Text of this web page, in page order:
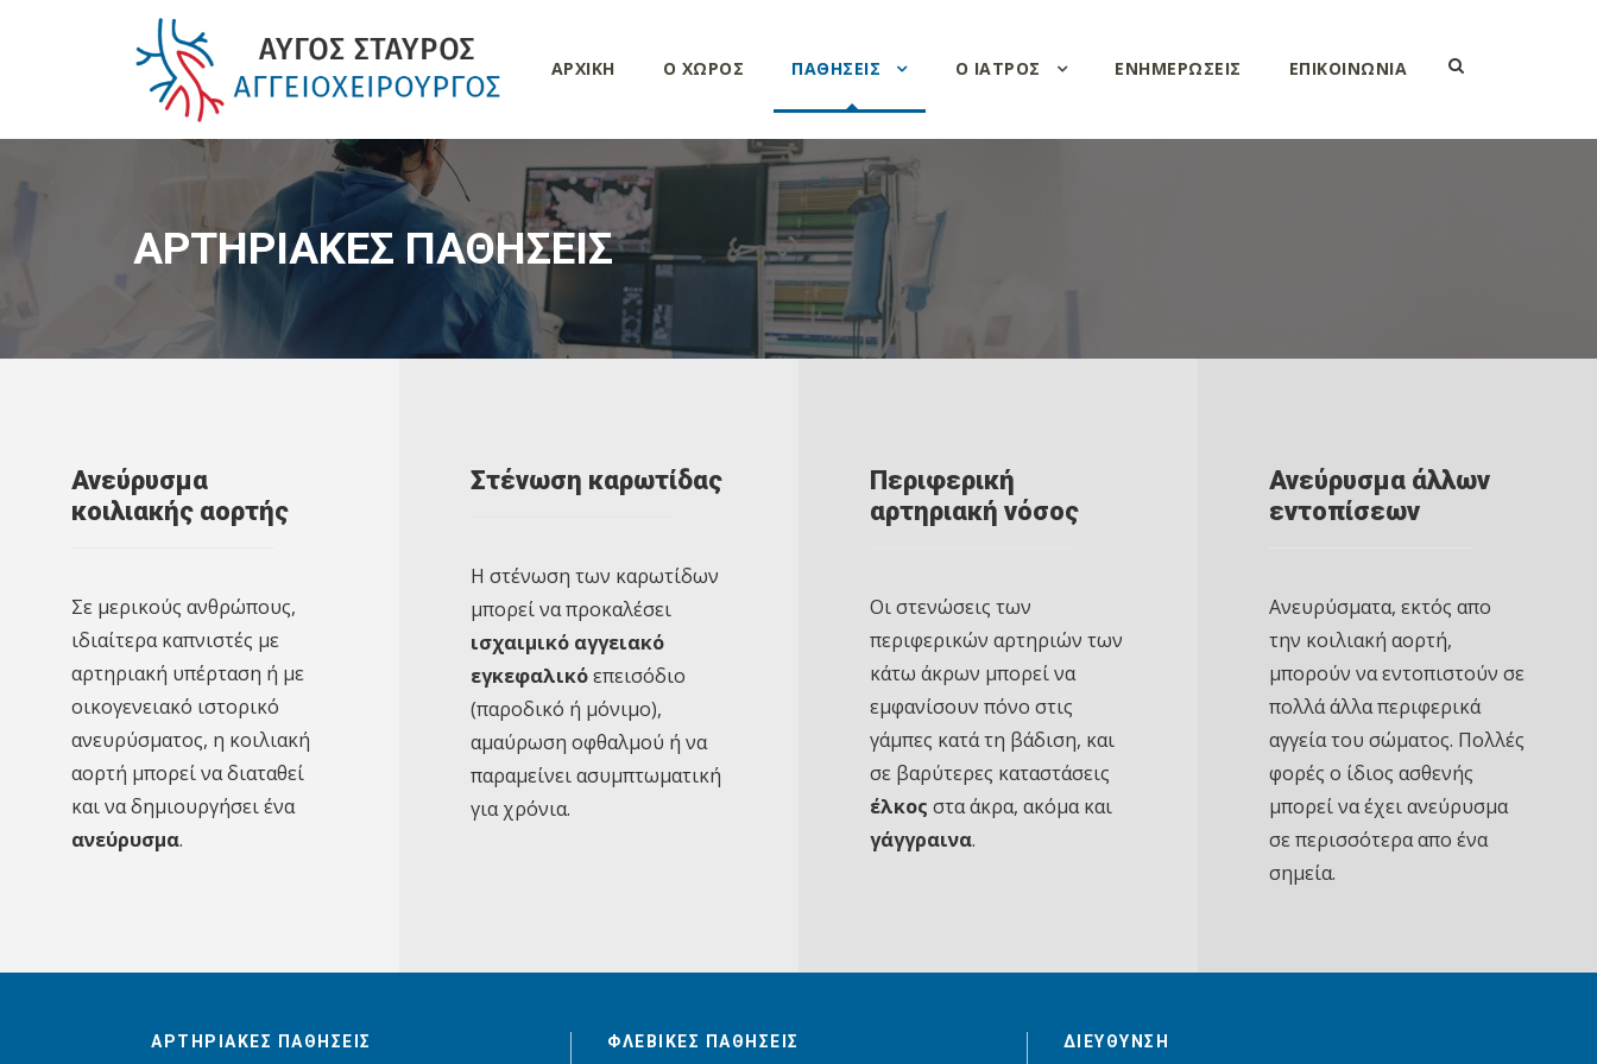
ΑΡΧΙΚΗ Ο ΧΩΡΟΣ ΠΑΘΗΣΕΙΣ Ο ΙΑΤΡΟΣ ΕΝΗΜΕΡΩΣΕΙΣ ΕΠΙΚΟΙΝΩΝΙΑ
ΑΡΤΗΡΙΑΚΕΣ ΠΑΘΗΣΕΙΣ
Ανεύρυσμα
κοιλιακής αορτής
Σε μερικούς ανθρώπους,
ιδιαίτερα καπνιστές με
αρτηριακή υπέρταση ή με
οικογενειακό ιστορικό
ανευρύσματος, η κοιλιακή
αορτή μπορεί να διαταθεί
και να δημιουργήσει ένα
ανεύρυσμα.
Στένωση καρωτίδας
Η στένωση των καρωτίδων
μπορεί να προκαλέσει
ισχαιμικό αγγειακό
εγκεφαλικόεπεισόδιο
(παροδικό ή μόνιμο),
αμαύρωση οφθαλμού ή να
παραμείνει ασυμπτωματική
για χρόνια.
Περιφερική
αρτηριακή νόσος
Οι στενώσεις των
περιφερικών αρτηριών των
κάτω άκρων μπορεί να
εμφανίσουν πόνο στις
γάμπες κατά τη βάδιση, και
σε βαρύτερες καταστάσεις
έλκος στα άκρα, ακόμα και
γάγγραινα.
Ανεύρυσμα άλλων
εντοπίσεων
Ανευρύσματα, εκτός απο
την κοιλιακή αορτή,
μπορούν να εντοπιστούν σε
πολλά άλλα περιφερικά
αγγεία του σώματος. Πολλές
φορές ο ίδιος ασθενής
μπορεί να έχει ανεύρυσμα
σε περισσότερα απο ένα
σημεία.
ΑΡΤΗΡΙΑΚΕΣ ΠΑΘΗΣΕΙΣ ΦΛΕΒΙΚΕΣ ΠΑΘΗΣΕΙΣ ΔΙΕΥΘΥΝΣΗ